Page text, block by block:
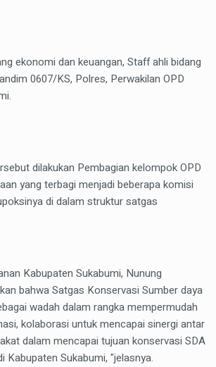
ekonomi dan keuangan, Staff ahli bidang
0607/KS, Polres, Perwakilan OPD
dilakukan Pembagian kelompok OPD
yang terbagi menjadi beberapa komisi
di dalam struktur satgas
Kabupaten Sukabumi, Nunung
bahwa Satgas Konservasi Sumber daya
wadah dalam rangka mempermudah
kolaborasi untuk mencapai sinergi antar
dalam mencapai tujuan konservasi SDA
Kabupaten Sukabumi, "jelasnya.